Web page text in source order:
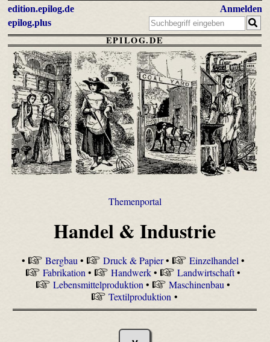
edition.epilog.de
epilog.plus
Anmelden
EPILOG.DE
Themenportal
Handel & Industrie
• Bergbau • Druck & Papier• Einzelhandel •
Fabrikation • Handwerk• Landwirtschaft•
Lebensmittelproduktion • Maschinenbau •
Textilproduktion •